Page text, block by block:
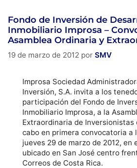
Fondo de Inversión de
Inmobiliario Improsa –
Asamblea Ordinaria y
19 de marzo de 2012 por SMV
Improsa Sociedad
Inversión, S.A. invita a los
participación del Fondo de
Inmobiliario Improsa, a la
Extraordinaria de Inversionistas
cabo en primera convocatoria a
jueves 29 de marzo de 2012, en
ubicado en San José centro
Correos de Costa Rica.